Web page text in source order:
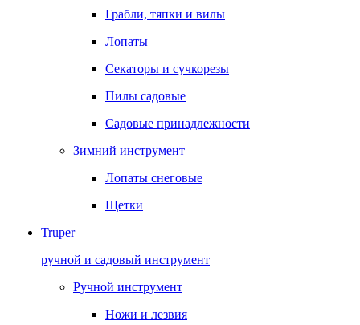
Грабли, тяпки и вилы
Лопаты
Секаторы и сучкорезы
Пилы садовые
Садовые принадлежности
Зимний инструмент
Лопаты снеговые
Щетки
Truper
ручной и садовый инструмент
Ручной инструмент
Ножи и лезвия